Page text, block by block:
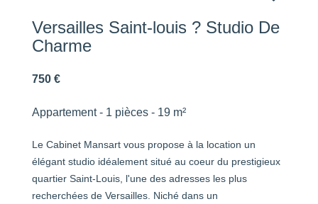
Versailles Saint-louis ? Studio De
Charme
750 €
Appartement - 1 pièces - 19 m²
Le Cabinet Mansart vous propose à la location un
élégant studio idéalement situé au coeur du prestigieux
quartier Saint-Louis, l'une des adresses les plus
recherchées de Versailles. Niché dans un